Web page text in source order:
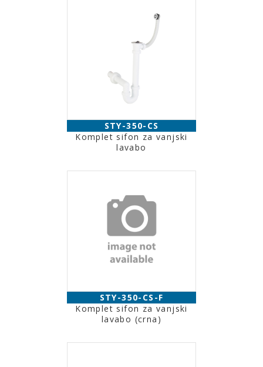
STY-350-CS
Komplet sifon za vanjski
lavabo
STY-350-CS-F
Komplet sifon za vanjski
lavabo (crna)